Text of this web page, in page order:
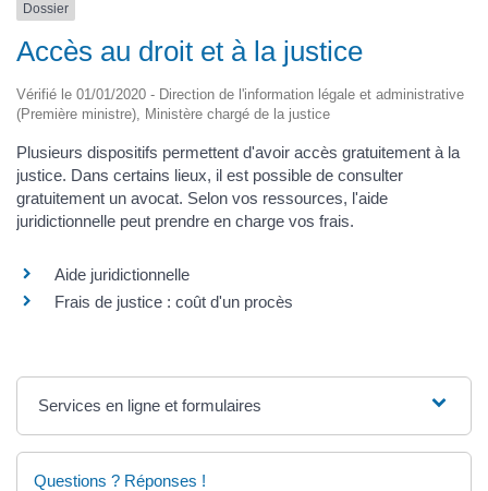
Dossier
Accès au droit et à la justice
Vérifié le 01/01/2020 - Direction de l'information légale et administrative
(Première ministre), Ministère chargé de la justice
Plusieurs dispositifs permettent d'avoir accès gratuitement à la
justice. Dans certains lieux, il est possible de consulter
gratuitement un avocat. Selon vos ressources, l'aide
juridictionnelle peut prendre en charge vos frais.
Aide juridictionnelle
Frais de justice : coût d'un procès
Services en ligne et formulaires
Questions ? Réponses !